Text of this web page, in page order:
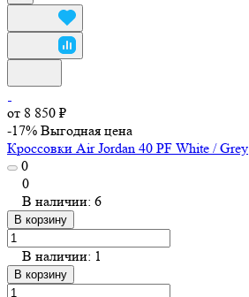
от 8 850 ₽
-17% Выгодная цена
Кроссовки Air Jordan 40 PF White / Grey
0
0
В наличии: 6
В корзину
В наличии: 1
В корзину